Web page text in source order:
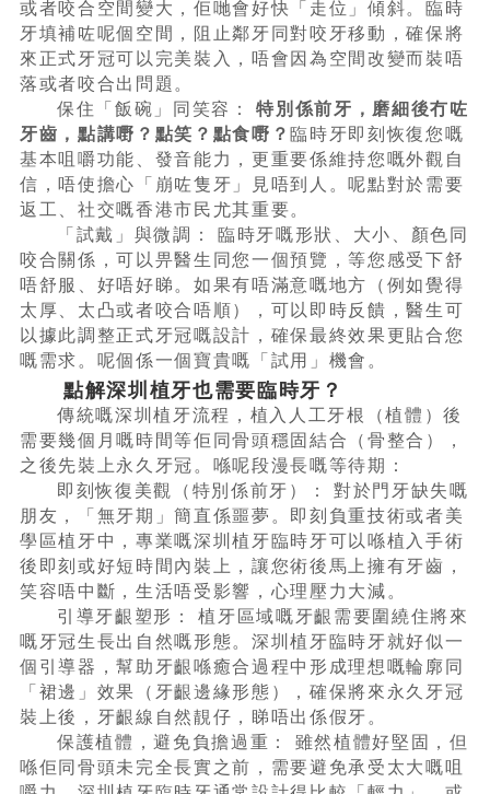
或者咬合空間變大，佢哋會好快「走位」傾斜。臨時
牙填補咗呢個空間，阻止鄰牙同對咬牙移動，確保將
來正式牙冠可以完美裝入，唔會因為空間改變而裝唔
落或者咬合出問題。
保住「飯碗」同笑容：
特別係前牙，磨細後冇咗
牙齒，點講嘢？點笑？點食嘢？ 臨時牙即刻恢復您嘅
基本咀嚼功能、發音能力，更重要係維持您嘅外觀自
信，唔使擔心「崩咗隻牙」見唔到人。呢點對於需要
返工、社交嘅香港市民尤其重要。
「試戴」與微調： 臨時牙嘅形狀、大小、顏色同
咬合關係，可以畀醫生同您一個預覽，等您感受下舒
唔舒服、好唔好睇。如果有唔滿意嘅地方（例如覺得
太厚、太凸或者咬合唔順），可以即時反饋，醫生可
以據此調整正式牙冠嘅設計，確保最終效果更貼合您
嘅需求。呢個係一個寶貴嘅「試用」機會。
點解深圳植牙也需要臨時牙？
傳統嘅深圳植牙流程，植入人工牙根（植體）後
需要幾個月嘅時間等佢同骨頭穩固結合（骨整合），
之後先裝上永久牙冠。喺呢段漫長嘅等待期：
即刻恢復美觀（特別係前牙）： 對於門牙缺失嘅
朋友，「無牙期」簡直係噩夢。即刻負重技術或者美
學區植牙中，專業嘅深圳植牙臨時牙可以喺植入手術
後即刻或好短時間內裝上，讓您術後馬上擁有牙齒，
笑容唔中斷，生活唔受影響，心理壓力大減。
引導牙齦塑形： 植牙區域嘅牙齦需要圍繞住將來
嘅牙冠生長出自然嘅形態。深圳植牙臨時牙就好似一
個引導器，幫助牙齦喺癒合過程中形成理想嘅輪廓同
「裙邊」效果（牙齦邊緣形態），確保將來永久牙冠
裝上後，牙齦線自然靚仔，睇唔出係假牙。
保護植體，避免負擔過重： 雖然植體好堅固，但
喺佢同骨頭未完全長實之前，需要避免承受太大嘅咀